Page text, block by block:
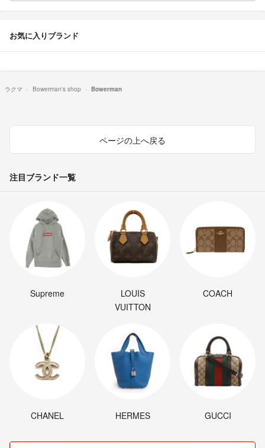
お気に入りブランド
ラクマ Bowerman's shop Bowerman
ページの上へ戻る
注目ブランド一覧
Supreme
LOUIS
VUITTON
COACH
CHANEL HERMES GUCCI